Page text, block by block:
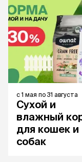
с1 мая по 31 августа
Сухой и
влажный
для кошек и
собак